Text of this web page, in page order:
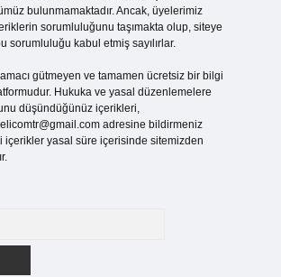
bulunmamaktadır. Ancak, üyelerimiz
sorumluluğunu taşımakta olup, siteye
sorumluluğu kabul etmiş sayılırlar.
gütmeyen ve tamamen ücretsiz bir bilgi
Hukuka ve yasal düzenlemelere
düşündüğünüz içerikleri,
adresine bildirmeniz
içerikler yasal süre içerisinde sitemizden